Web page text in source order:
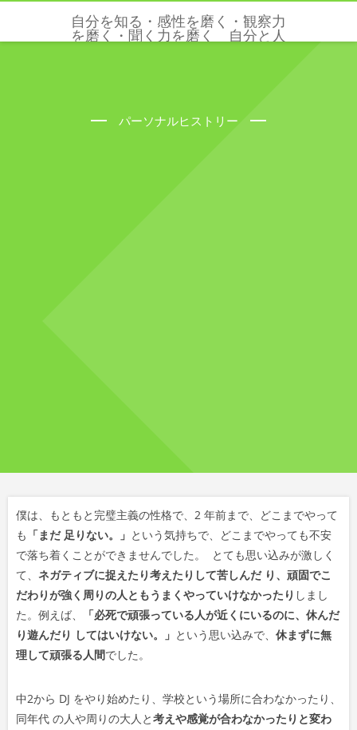
自分を知る・感性を磨く・観察力
を磨く・聞く力を磨く 自分と人
パーソナルヒストリー
僕は、もともと完璧主義の性格で、2 年前まで、どこまでやって
も 「まだ 足りない。」 という気持ちで、どこまでやっても不安
で落ち着くことができませんでした。 とても思い込みが激しく
て、 ネガティブに捉えたり考えたりして苦しんだ り、頑固でこ
だわりが強く周りの人ともうまくやっていけなかったり しまし
た。例えば、
「必死で頑張っている人が近くにいるのに、休んだ
り遊んだり してはいけない。」 という思い込みで、 休まずに無
理して頑張る人間でした。
中2から DJ をやり始めたり、学校という場所に合わなかったり、
同年代 の人や周りの大人と考えや感覚が合わなかったりと変わ